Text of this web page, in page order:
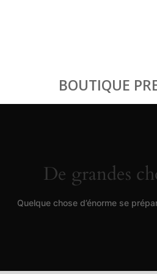
BOUTIQUE
De grandes
Quelque chose d’énorme se